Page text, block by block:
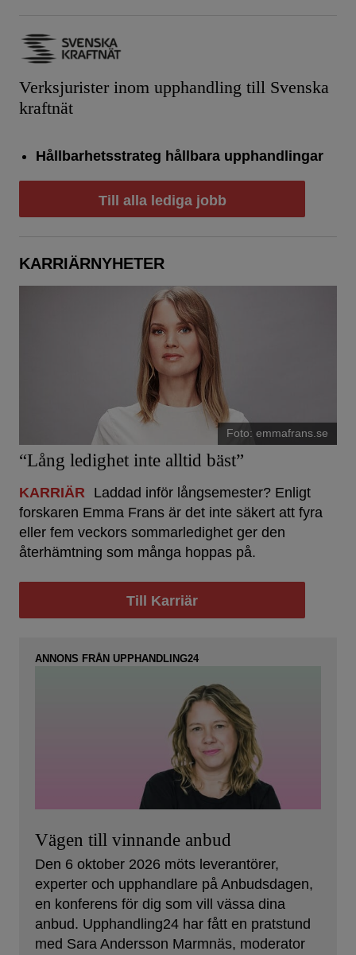
Verksjurister inom upphandling till Svenska
kraftnät
Hållbarhetsstrateg hållbara upphandlingar
Till alla lediga jobb
KARRIÄRNYHETER
Foto: emmafrans.se
“Lång ledighet inte alltid bäst”
KARRIÄR
Laddad inför långsemester? Enligt
forskaren Emma Frans är det inte säkert att fyra
eller fem veckors sommarledighet ger den
återhämtning som många hoppas på.
Till Karriär
ANNONS FRÅN UPPHANDLING24
Vägen till vinnande anbud
Den 6 oktober 2026 möts leverantörer,
experter och upphandlare på Anbudsdagen,
en konferens för dig som vill vässa dina
anbud. Upphandling24 har fått en pratstund
med Sara Andersson Marmnäs, moderator